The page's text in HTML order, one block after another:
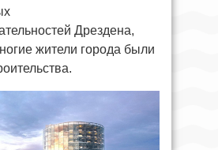
Дрездена,
жители города были